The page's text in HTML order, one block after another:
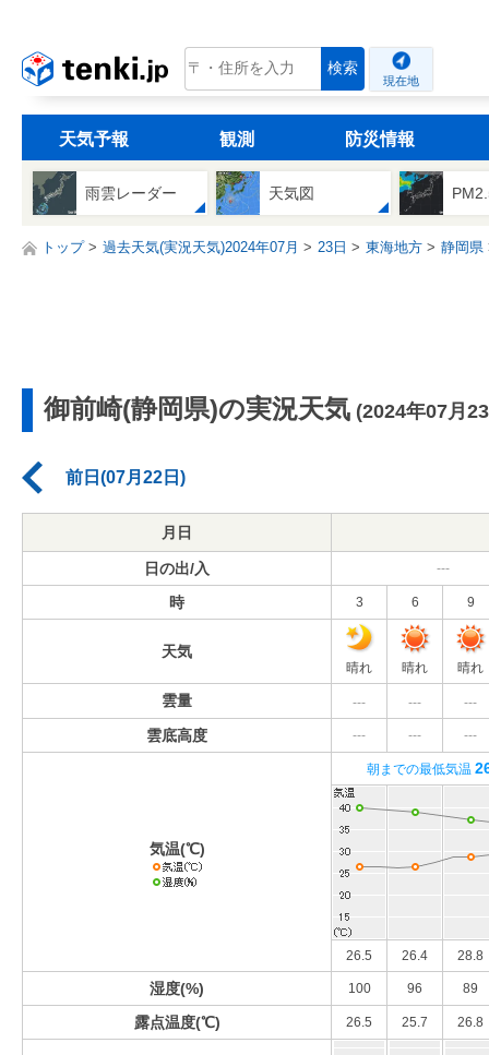
tenki.jp 検索
現在地
天気予報 観測 防災情報
雨雲レーダー 天気図
トップ 過去天気(実況天気)2024年07月 23日 東海地方 静岡県
御前崎(静岡県)の実況天気 (2024年07月
前日(07月22日)
月日
日の出/入 ---
時 3 6 9
天気
晴れ 晴れ 晴れ
雲量 --- --- ---
雲底高度 --- --- ---
気温(℃)
朝までの最低気温
26.5 26.4 28.8
湿度(%) 100 96 89
露点温度(℃) 26.5 25.7 26.8